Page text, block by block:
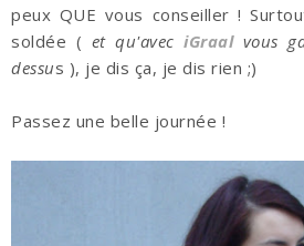
peux QUE vous conseiller !
soldée ( et qu'avec iGraalvous
dessus ), je dis ça, je dis rien ;)
Passez une belle journée !